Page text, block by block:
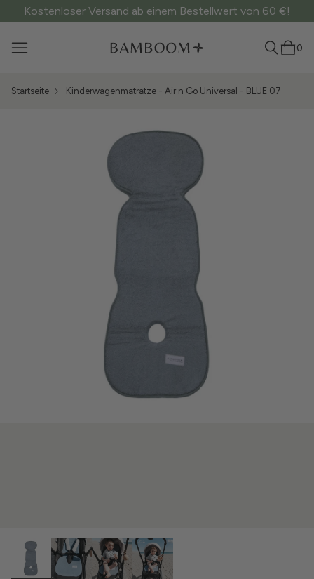
Kostenloser Versand ab einem Bestellwert von 60 €!
0
Startseite Kinderwagenmatratze - Air n Go Universal - BLUE 07